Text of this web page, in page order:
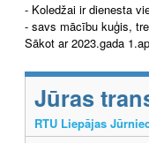
- Koledžai ir dienesta
- savs mācību kuģis,
Sākot ar 2023.gada
Jūras
RTU Liepājas